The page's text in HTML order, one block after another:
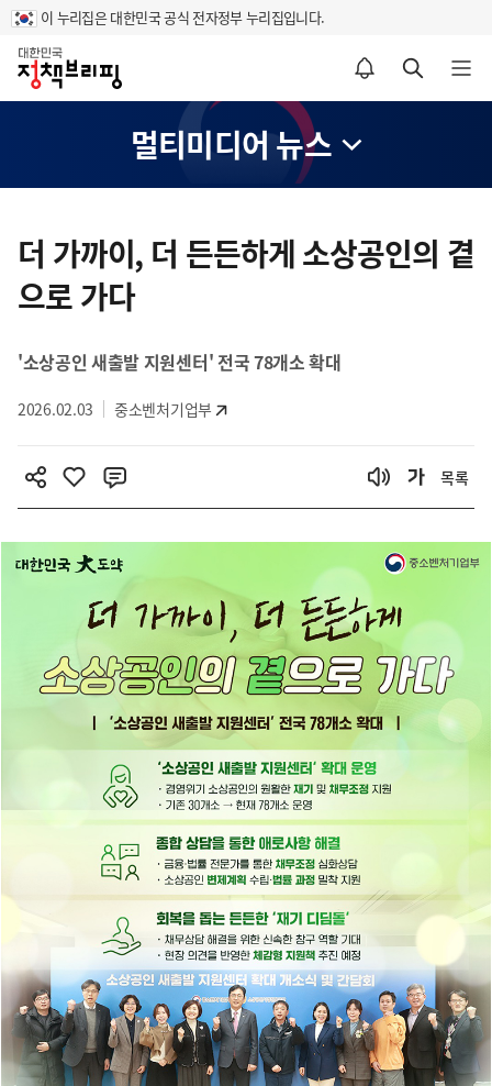
이 누리집은 대한민국 공식 전자정부 누리집입니다.
홈
알림설정 바로가기 검색 바로가기 메뉴 열기
멀티미디어 뉴스
텐
츠
영
더 가까이, 더 든든하게 소상공인의 곁
으로 가다
'소상공인 새출발 지원센터' 전국 78개소 확대
2026.02.03 중소벤처기업부
목록